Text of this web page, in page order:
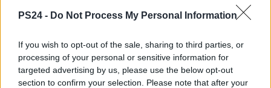
PS24 - Do Not Process My Personal Information
If you wish to opt-out of the sale, sharing to third parties, or
processing of your personal or sensitive information for
targeted advertising by us, please use the below opt-out
section to confirm your selection. Please note that after your